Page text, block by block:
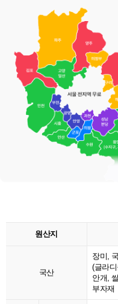
원산지
국산
장미,
(글라
안개,
부자재